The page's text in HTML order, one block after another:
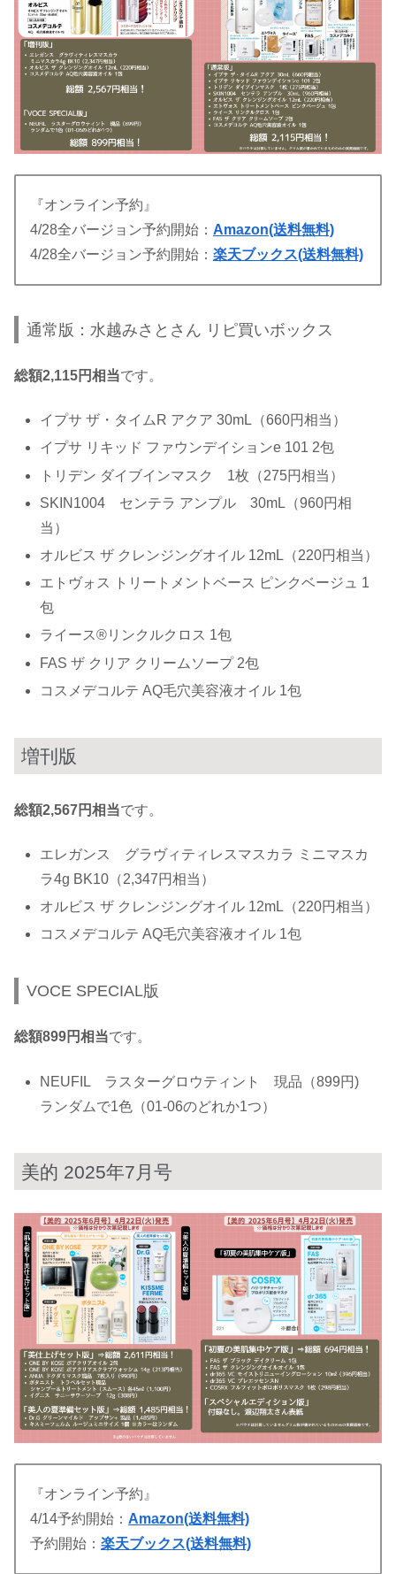
『オンライン予約』
4/28全バージョン予約開始： Amazon(送料無料)
4/28全バージョン予約開始： 楽天ブックス(送料無料)
通常版：水越みさとさん リピ買いボックス
総額2,115円相当です。
イプサ ザ・タイムR アクア 30mL（660円相当）
イプサ リキッド ファウンデイションe 101 2包
トリデン ダイブインマスク 1枚（275円相当）
SKIN1004 センテラ アンプル 30mL（960円相
当）
オルビス ザ クレンジングオイル 12mL（220円相当）
エトヴォス トリートメントベース ピンクベージュ 1
包
ライース®リンクルクロス 1包
FAS ザ クリア クリームソープ 2包
コスメデコルテ AQ毛穴美容液オイル 1包
増刊版
総額2,567円相当です。
エレガンス グラヴィティレスマスカラ ミニマスカ
ラ4g BK10（2,347円相当）
オルビス ザ クレンジングオイル 12mL（220円相当）
コスメデコルテ AQ毛穴美容液オイル 1包
VOCE SPECIAL版
総額899円相当です。
NEUFIL ラスターグロウティント 現品（899円)
ランダムで1色（01-06のどれか1つ）
美的 2025年7月号
『オンライン予約』
4/14予約開始： Amazon(送料無料)
予約開始： 楽天ブックス(送料無料)